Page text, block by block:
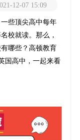
12-07 15:09
些顶尖高中每年
校就读。那么，
哪些？高顿教育
国高中，一起来看